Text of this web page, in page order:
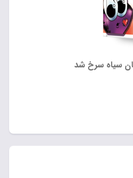
سیاه سرخ شد